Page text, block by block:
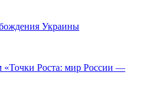
Украины
Роста: мир России —